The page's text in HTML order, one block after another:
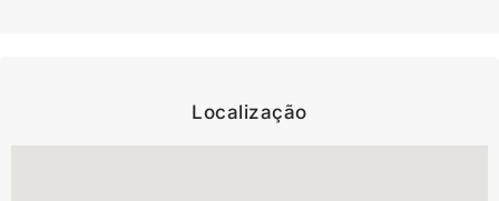
Localização